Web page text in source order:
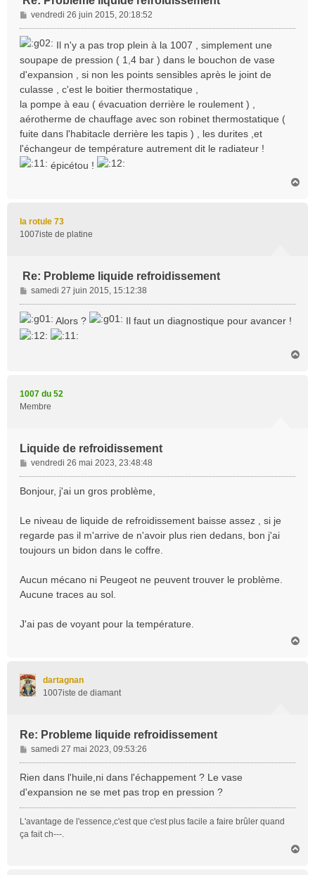
M
e
s
a
g
e
vendredi 26 juin 2015, 20:18:52
Il n'y a pas trop plein à la 1007 , simplement une
soupape de pression ( 1,4 bar ) dans le bouchon de vase
d'expansion , si non les points sensibles après le joint de
culasse , c'est le boitier thermostatique ,
la pompe à eau ( évacuation derrière le roulement ) ,
aérotherme de chauffage avec son robinet thermostatique (
fuite dans l'habitacle derrière les tapis ) , les durites ,et
l'échangeur de température autrement dit le radiateur !
épicétou !
la rotule 73
1007iste de platine
Re: Probleme liquide refroidissement
M
e
s
s
a
samedi 27 juin 2015, 15:12:38
Alors ? Il faut un diagnostique pour avancer !
1007 du 52
Membre
Liquide de refroidissement
M
e
s
g
e
vendredi 26 mai 2023, 23:48:48
Bonjour, j'ai un gros problème,
Le niveau de liquide de refroidissement baisse assez , si je
regarde pas il m'arrive de n'avoir plus rien dedans, bon j'ai
toujours un bidon dans le coffre.
Aucun mécano ni Peugeot ne peuvent trouver le problème.
Aucune traces au sol.
J'ai pas de voyant pour la température.
dartagnan
1007iste de diamant
Re: Probleme liquide refroidissement
M
e
s
e
samedi 27 mai 2023, 09:53:26
Rien dans l'huile,ni dans l'échappement ? Le vase
d'expansion ne se met pas trop en pression ?
L'avantage de l'essence,c'est que c'est plus facile a faire brûler quand
ça fait ch---.